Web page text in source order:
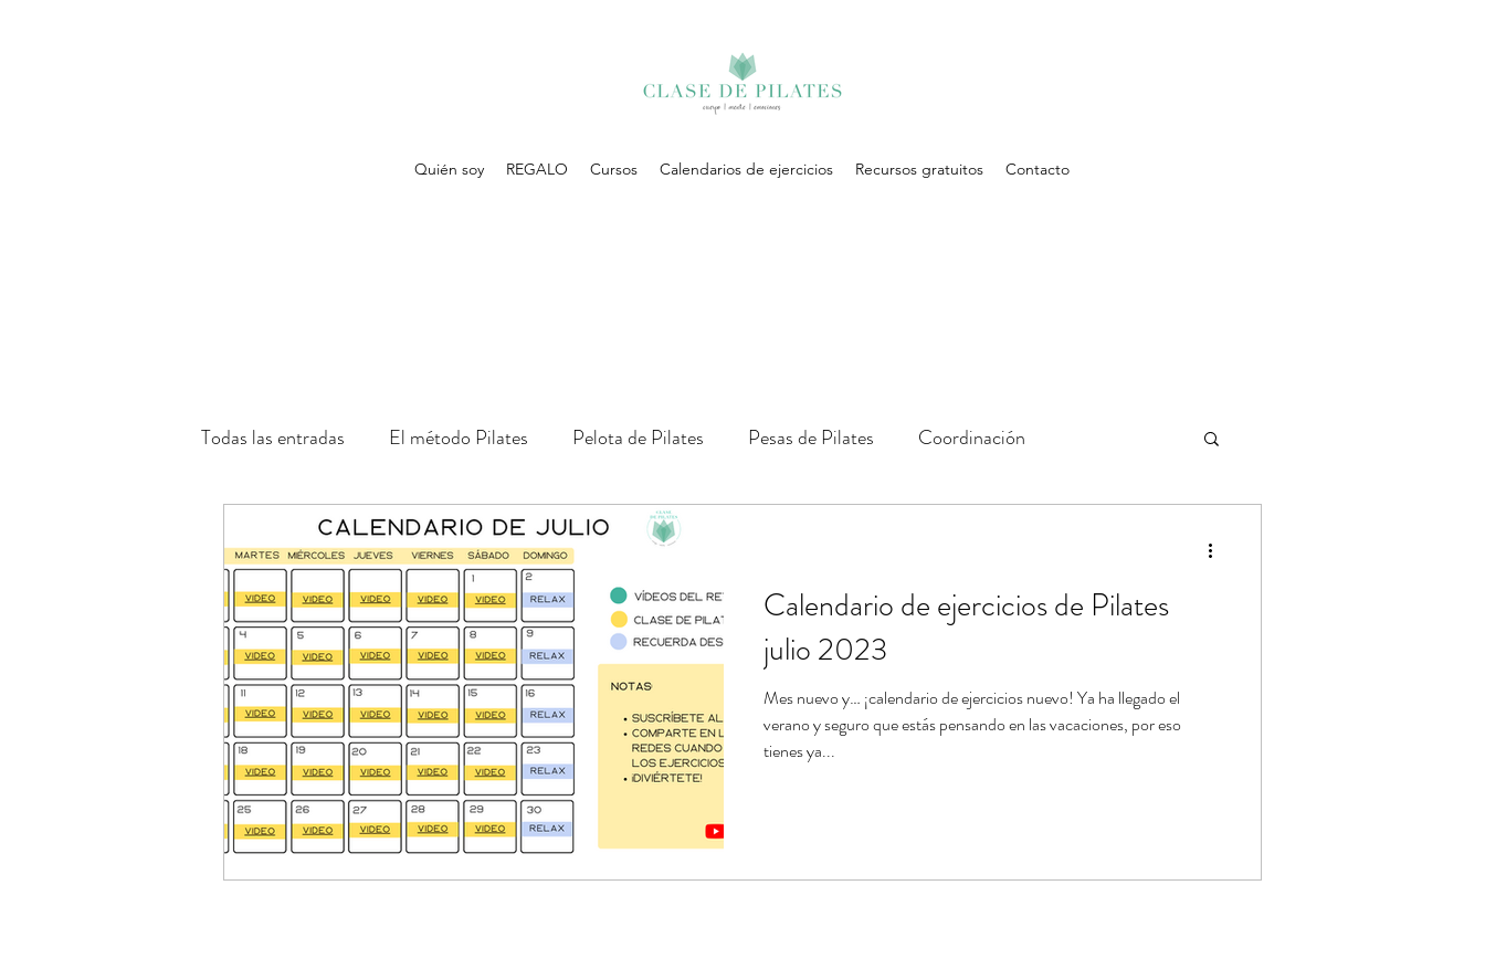
Quién soy REGALO Cursos Calendarios de ejercicios Recursos gratuitos Contacto
Todas las entradas El método Pilates Pelota de Pilates Pesas de Pilates Coordinación
Aro mágico de Pilates Calendario de ejercicios
Consejos para una vida saludable Tablas de ejercicios en pdf
Calendario de ejercicios de Pilates
julio 2023
Mes nuevo y… ¡calendario de ejercicios nuevo! Ya ha llegado el
verano y seguro que estás pensando en las vacaciones, por eso
tienes ya...